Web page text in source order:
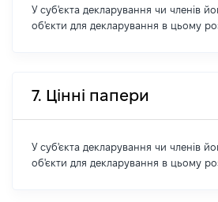
У суб'єкта декларування чи членів
об'єкти для декларування в цьому
7. Цінні папери
У суб'єкта декларування чи членів
об'єкти для декларування в цьому